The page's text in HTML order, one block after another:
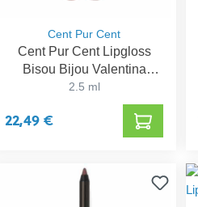
Cent Pur Cent
Cent Pur Cent Lipgloss
Bisou Bijou Valentina
2,5ml
2.5 ml
22,49 €